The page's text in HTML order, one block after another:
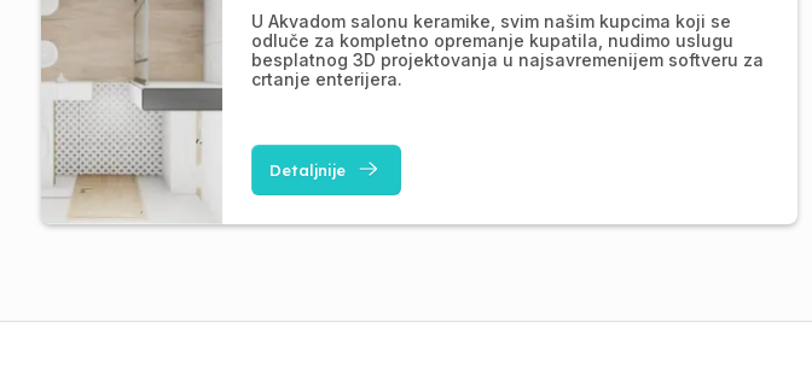
U Akvadom salonu keramike, svim našim kupcima koji se
odluče za kompletno opremanje kupatila, nudimo uslugu
besplatnog 3D projektovanja u najsavremenijem softveru za
crtanje enterijera.
Detaljnije